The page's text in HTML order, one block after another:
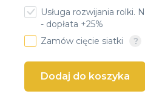
Client login
Usługa rozwijania rolki.
- dopłata +25%
Zamów cięcie siatki